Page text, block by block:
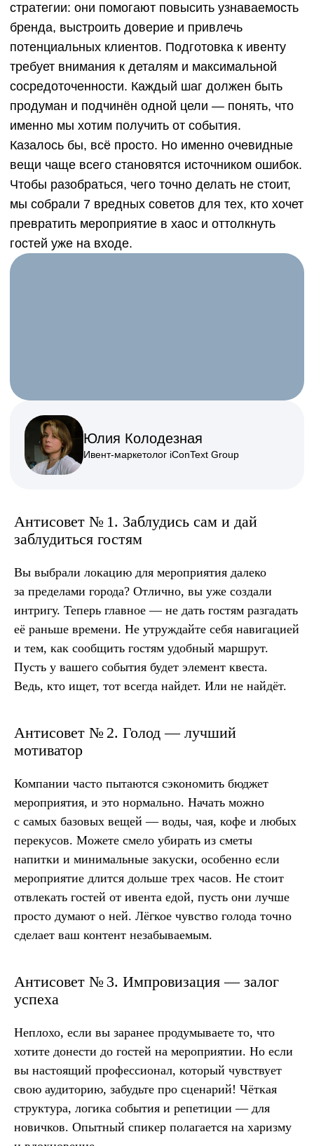
Казалось бы, всё просто. Но именно очевидные
вещи чаще всего становятся источником ошибок.
Чтобы разобраться, чего точно делать не стоит,
мы собрали 7 вредных советов для тех, кто хочет
превратить мероприятие в хаос и оттолкнуть
гостей уже на входе.
Юлия Колодезная
Антисовет № 1. Заблудись сам и дай
заблудиться гостям
Вы выбрали локацию для мероприятия далеко
за пределами города? Отлично, вы уже создали
интригу. Теперь главное — не дать гостям разгадать
её раньше времени. Не утруждайте себя навигацией
и тем, как сообщить гостям удобный маршрут.
Пусть у вашего события будет элемент квеста.
Ведь, кто ищет, тот всегда найдет. Или не найдёт.
Антисовет № 2. Голод — лучший
мотиватор
Компании часто пытаются сэкономить бюджет
мероприятия, и это нормально. Начать можно
с самых базовых вещей — воды, чая, кофе и любых
перекусов. Можете смело убирать из сметы
напитки и минимальные закуски, особенно если
мероприятие длится дольше трех часов. Не стоит
отвлекать гостей от ивента едой, пусть они лучше
просто думают о ней. Лёгкое чувство голода точно
сделает ваш контент незабываемым.
Антисовет № 3. Импровизация — залог
успеха
Неплохо, если вы заранее продумываете то, что
хотите донести до гостей на мероприятии. Но если
вы настоящий профессионал, который чувствует
свою аудиторию, забудьте про сценарий! Чёткая
структура, логика события и репетиции — для
новичков. Опытный спикер полагается на харизму